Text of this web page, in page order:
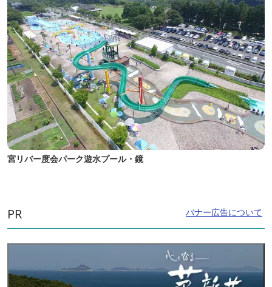
宮リバー度会パーク遊水プール・鏡
PR バナー広告について